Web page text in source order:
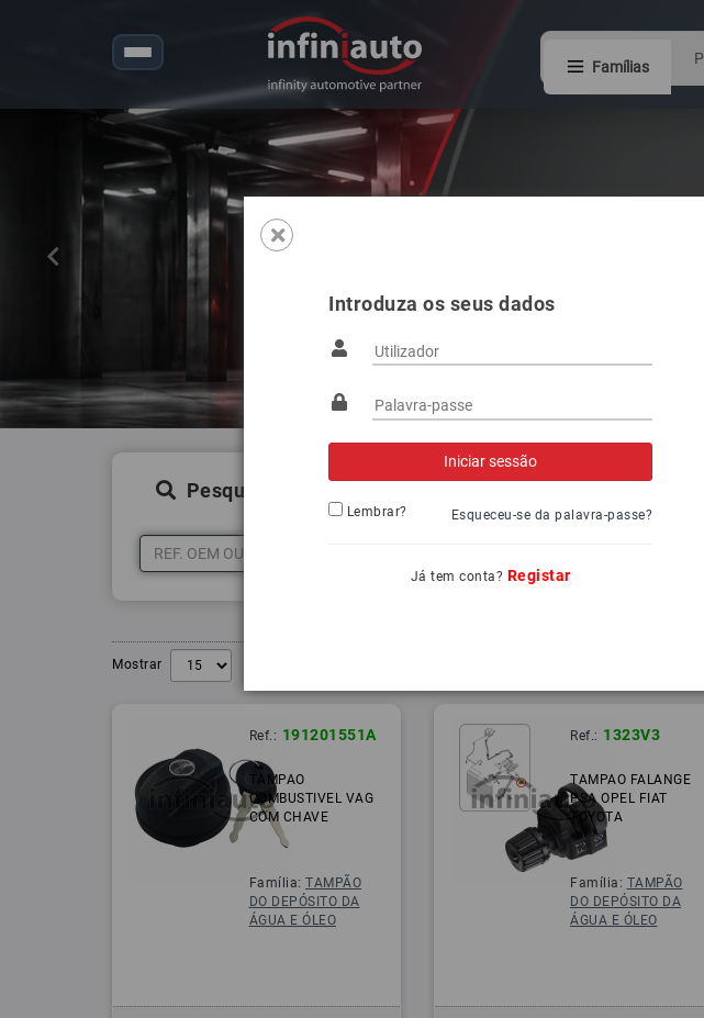
Introduza os seus dados
Lembrar? Esqueceu-se da palavra-passe?
Já tem conta? Registar
Famílias
Pesquisa de produtos
Mostrar
Ref.: 191201551A
TAMPAO
COMBUSTIVEL VAG
COM CHAVE
Família:TAMPÃO
DO DEPÓSITO DA
ÁGUA E ÓLEO
Ref.: 1323V3
TAMPAO FALANGE
PSA OPEL FIAT
TOYOTA
Família: TAMPÃO
DO DEPÓSITO DA
ÁGUA E ÓLEO